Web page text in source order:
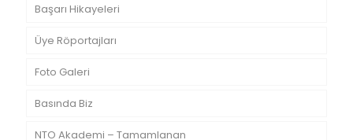
Başarı Hikayeleri
Üye Röportajları
Foto Galeri
Basında Biz
NTO Akademi – Tamamlanan